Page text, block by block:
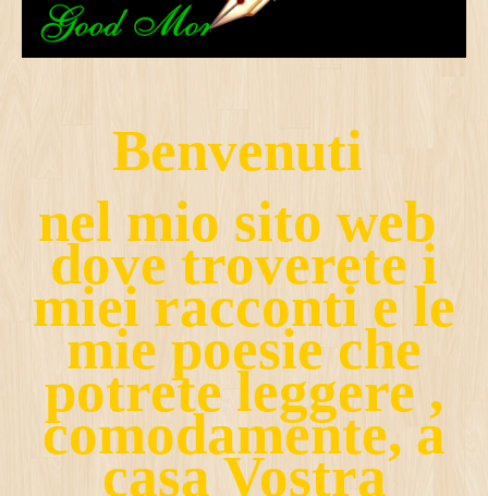
Benvenuti
nel mio sito web
dove troverete i
miei racconti e le
mie poesie che
potrete leggere ,
comodamente, a
casa Vostra